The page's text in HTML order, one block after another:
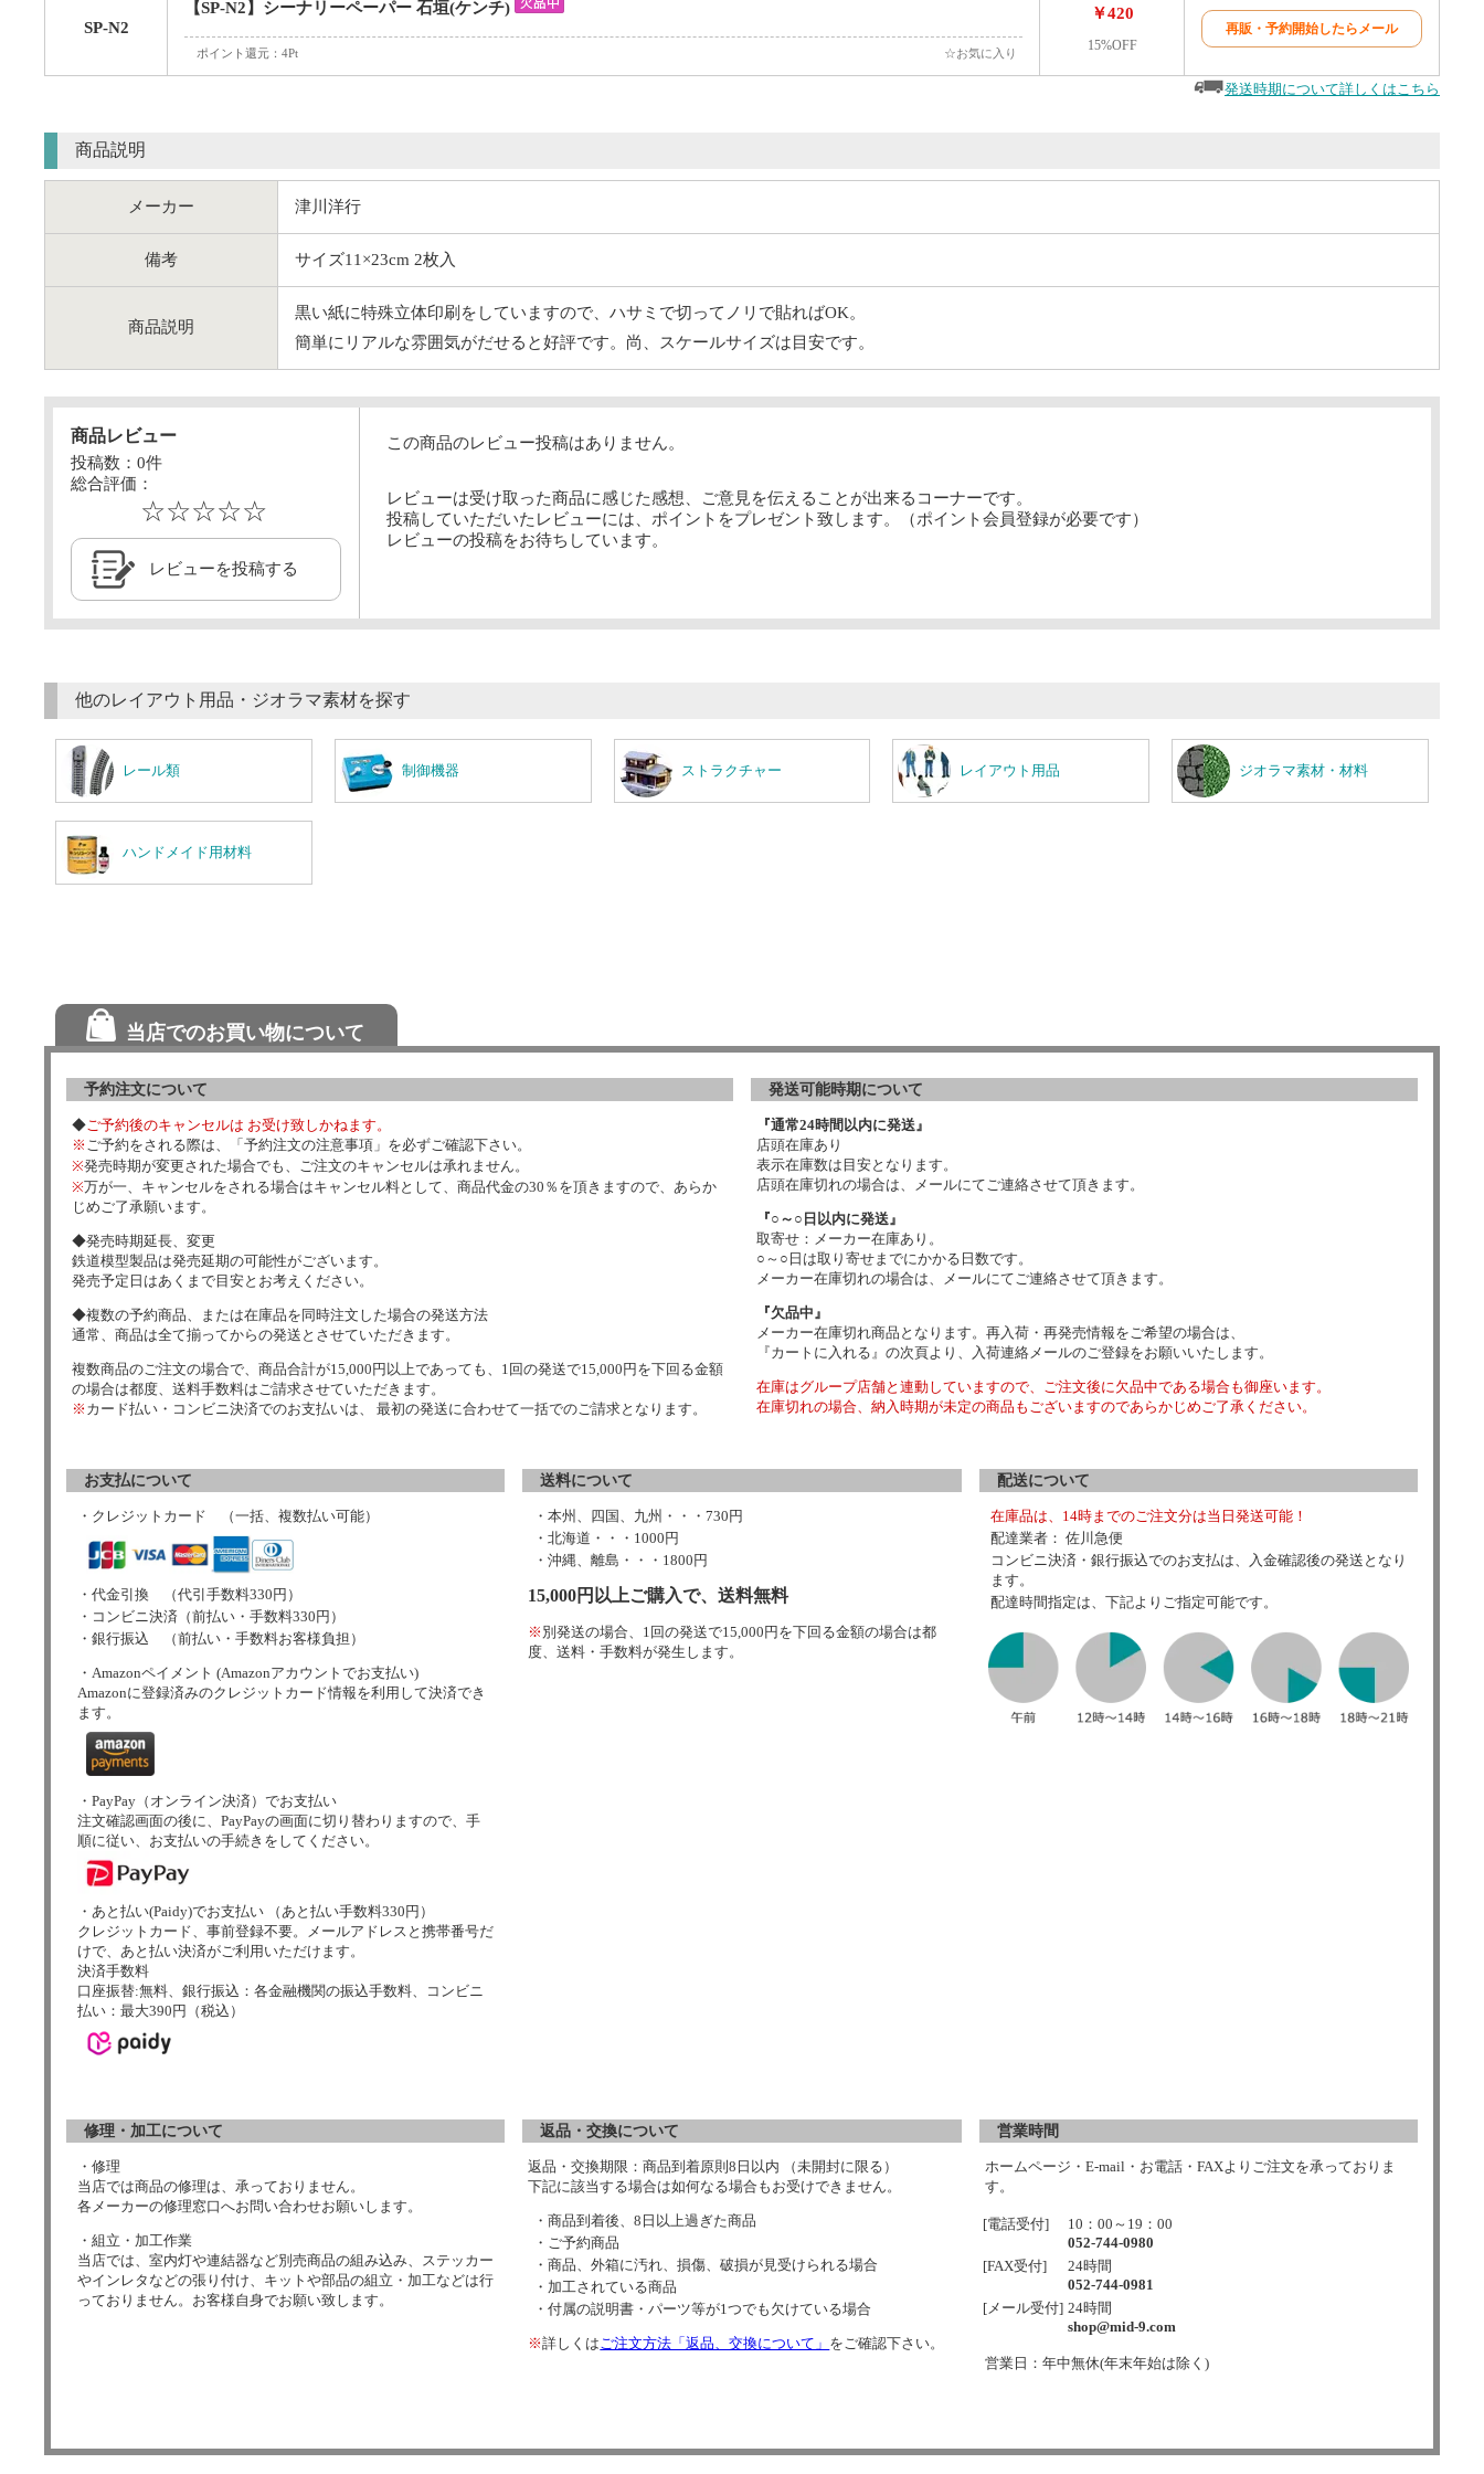
SP-N2
【SP-N2】シーナリーペーパー 石垣(ケンチ)
ポイント還元：4Pt ☆お気に入り
￥420
15%OFF
再販・予約開始したらメール
発送時期について詳しくはこちら
商品説明
メーカー 津川洋行
備考 サイズ11×23cm 2枚入
商品説明
黒い紙に特殊立体印刷をしていますので、ハサミで切ってノリで貼ればOK。
簡単にリアルな雰囲気がだせると好評です。尚、スケールサイズは目安です。
商品レビュー
投稿数： 0件
総合評価：
☆☆☆☆☆
レビューを投稿する
この商品のレビュー投稿はありません。
レビューは受け取った商品に感じた感想、ご意見を伝えることが出来るコーナーです。
投稿していただいたレビューには、ポイントをプレゼント致します。（ポイント会員登録が必要です）
レビューの投稿をお待ちしています。
他のレイアウト用品・ジオラマ素材を探す
レール類 制御機器 ストラクチャー レイアウト用品 ジオラマ素材・材料
ハンドメイド用材料
当店でのお買い物について
予約注文について
◆ご予約後のキャンセルは お受け致しかねます。
※ ご予約をされる際は、「予約注文の注意事項」を必ずご確認下さい。
※発売時期が変更された場合でも、ご注文のキャンセルは承れません。
※万が一、キャンセルをされる場合はキャンセル料として、商品代金の30％を頂きますので、あらか
じめご了承願います。
◆発売時期延長、変更
鉄道模型製品は発売延期の可能性がございます。
発売予定日はあくまで目安とお考えください。
◆複数の予約商品、または在庫品を同時注文した場合の発送方法
通常、商品は全て揃ってからの発送とさせていただきます。
複数商品のご注文の場合で、商品合計が15,000円以上であっても、1回の発送で15,000円を下回る金額
の場合は都度、送料手数料はご請求させていただきます。
※ カード払い・コンビニ決済でのお支払いは、 最初の発送に合わせて一括でのご請求となります。
発送可能時期について
『通常24時間以内に発送』
店頭在庫あり
表示在庫数は目安となります。
店頭在庫切れの場合は、メールにてご連絡させて頂きます。
『○～○日以内に発送』
取寄せ：メーカー在庫あり。
○～○日は取り寄せまでにかかる日数です。
メーカー在庫切れの場合は、メールにてご連絡させて頂きます。
『欠品中』
メーカー在庫切れ商品となります。再入荷・再発売情報をご希望の場合は、
『カートに入れる』の次頁より、入荷連絡メールのご登録をお願いいたします。
在庫はグループ店舗と連動していますので、ご注文後に欠品中である場合も御座います。
在庫切れの場合、納入時期が未定の商品もございますのであらかじめご了承ください。
お支払について
・クレジットカード （一括、複数払い可能）
・代金引換 （代引手数料330円）
・コンビニ決済（前払い・手数料330円）
・銀行振込 （前払い・手数料お客様負担）
・Amazonペイメント (Amazonアカウントでお支払い)
Amazonに登録済みのクレジットカード情報を利用して決済でき
ます。
・PayPay（オンライン決済）でお支払い
注文確認画面の後に、PayPayの画面に切り替わりますので、手
順に従い、お支払いの手続きをしてください。
・あと払い(Paidy)でお支払い （あと払い手数料330円）
クレジットカード、事前登録不要。メールアドレスと携帯番号だ
けで、あと払い決済がご利用いただけます。
決済手数料
口座振替:無料、銀行振込：各金融機関の振込手数料、コンビニ
払い：最大390円（税込）
送料について
・本州、四国、九州・・・730円
・北海道・・・1000円
・沖縄、離島・・・1800円
15,000円以上ご購入で、送料無料
※ 別発送の場合、1回の発送で15,000円を下回る金額の場合は都
度、送料・手数料が発生します。
配送について
在庫品は、14時までのご注文分は当日発送可能！
配達業者： 佐川急便
コンビニ決済・銀行振込でのお支払は、入金確認後の発送となり
ます。
配達時間指定は、下記よりご指定可能です。
修理・加工について
・修理
当店では商品の修理は、承っておりません。
各メーカーの修理窓口へお問い合わせお願いします。
・組立・加工作業
当店では、室内灯や連結器など別売商品の組み込み、ステッカー
やインレタなどの張り付け、キットや部品の組立・加工などは行
っておりません。お客様自身でお願い致します。
返品・交換について
返品・交換期限：商品到着原則8日以内 （未開封に限る）
下記に該当する場合は如何なる場合もお受けできません。
・商品到着後、8日以上過ぎた商品
・ご予約商品
・商品、外箱に汚れ、損傷、破損が見受けられる場合
・加工されている商品
・付属の説明書・パーツ等が1つでも欠けている場合
※詳しくはご注文方法「返品、交換について」 をご確認下さい。
営業時間
ホームページ・E-mail・お電話・FAXよりご注文を承っておりま
す。
[電話受付]
10：00～19：00
052-744-0980
[FAX受付]
24時間
052-744-0981
[メール受付] 24時間
shop@mid-9.com
営業日：年中無休(年末年始は除く)